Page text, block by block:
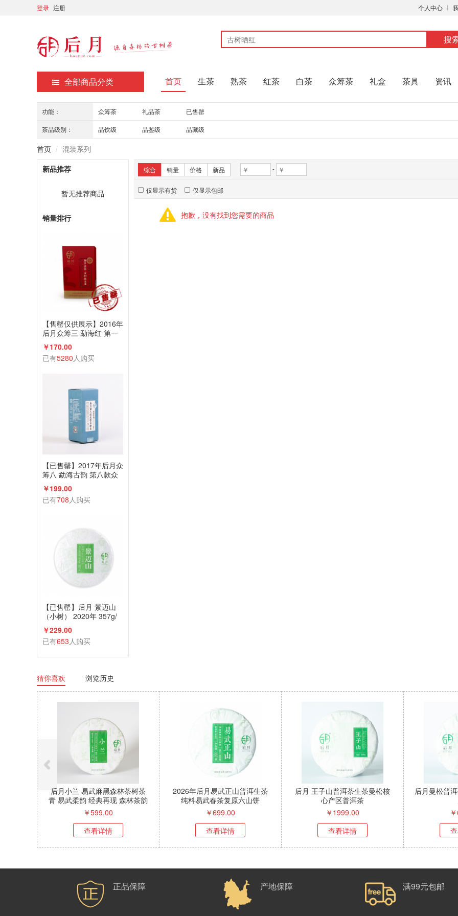
登录 注册 个人中心
搜
全部商品分类 首页 生茶 熟茶 红茶 白茶 众筹茶 礼盒 茶具 资讯
功能： 众筹茶 礼品茶 已售罄
茶品级别： 品饮级 品鉴级 品藏级
首页
混装系列
新品推荐
暂无推荐商品
销量排行
【售罄仅供展示】2016年
后月众筹三 勐海红 第一
款众筹古树红茶 200g散
茶 品饮级
￥170.00
已有5280人购买
【已售罄】2017年后月众
筹八 勐海古韵 第八款众
筹古树茶 生茶 6g小饼*17
饼 品饮级
￥199.00
已有708人购买
【已售罄】后月 景迈山
（小树） 2020年 357g/
饼 生茶 头春小树鲜叶守
采 普洱茶
￥229.00
已有653人购买
综合 销量 价格 新品 -
仅显示有货 仅显示包邮
抱歉，没有找到您需要的商品
猜你喜欢 浏览历史
后月小兰 易武麻黑森林茶树茶
青 易武柔韵 经典再现 森林茶韵
清甜瞬透
￥599.00
查看详情
2026年后月易武正山普洱生茶
纯料易武春茶复原六山饼
￥699.00
查看详情
后月 王子山普洱茶生茶曼松核
心产区普洱茶
￥ 1999.00
查看详情
后月曼松普
￥
正品保障 产地保障 满99元包邮